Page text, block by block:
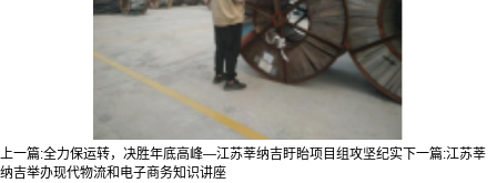
上一篇:全力保运转，决胜年底高峰—江苏莘纳吉盱眙项目组攻坚纪实 下一篇:江苏莘
纳吉举办现代物流和电子商务知识讲座